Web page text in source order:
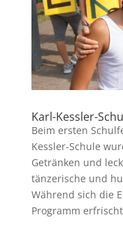
Karl-Kessler-
Beim ersten
Kessler-Schule
Getränken und
tänzerische und
Während sich die
Programm